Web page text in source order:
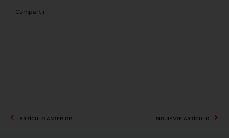
Compartir
ARTÍCULO ANTERIOR SIGUIENTE ARTÍCULO